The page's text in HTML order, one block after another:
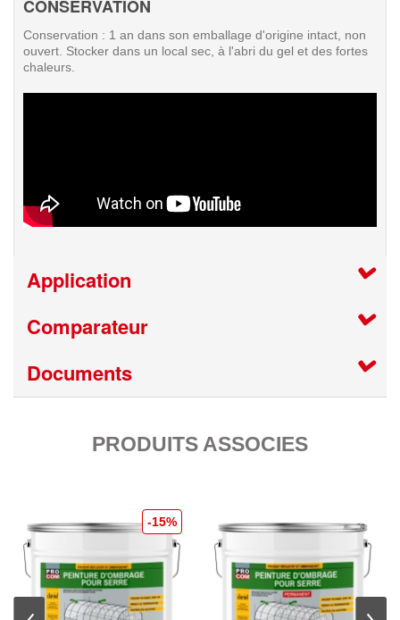
CONSERVATION
Conservation : 1 an dans son emballage d'origine intact, non
ouvert. Stocker dans un local sec, à l'abri du gel et des fortes
chaleurs.
Application
Comparateur
Documents
PRODUITS ASSOCIES
-15%
⇦ ⇨